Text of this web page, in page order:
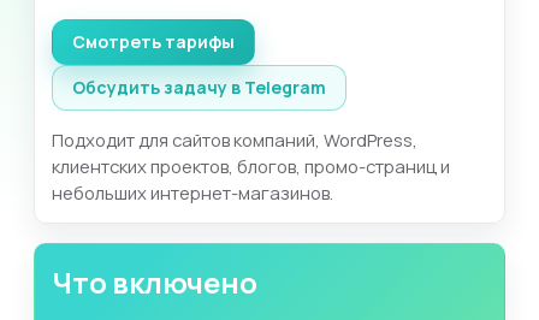
Смотреть тарифы
Обсудить задачу в Telegram
Подходит для сайтов компаний, WordPress,
клиентских проектов, блогов, промо-страниц и
небольших интернет-магазинов.
Что включено